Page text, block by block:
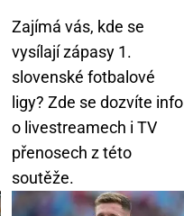
Zajímá vás, kde se
vysílají zápasy 1.
slovenské fotbalové
ligy? Zde se dozvíte info
o livestreamech i TV
přenosech z této
soutěže.